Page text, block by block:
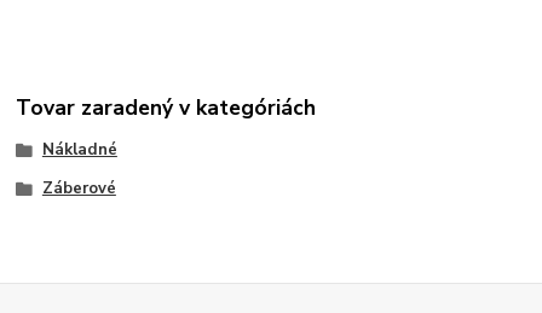
Tovar zaradený v kategóriách
Nákladné
Záberové